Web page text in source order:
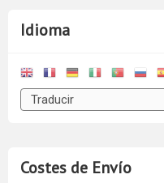
Idioma
Costes de Envío